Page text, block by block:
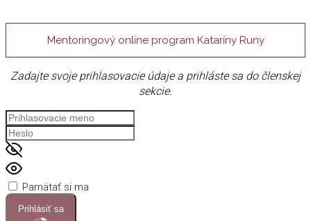
Mentoringový online program Kataríny Runy
Zadajte svoje prihlasovacie údaje a prihláste sa do členskej
sekcie.
Pamätať si ma
Prihlásiť sa